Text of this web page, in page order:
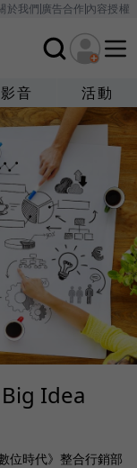
於我們廣告合作內容授權
影音 活動
Idea
數位時代》整合行銷部